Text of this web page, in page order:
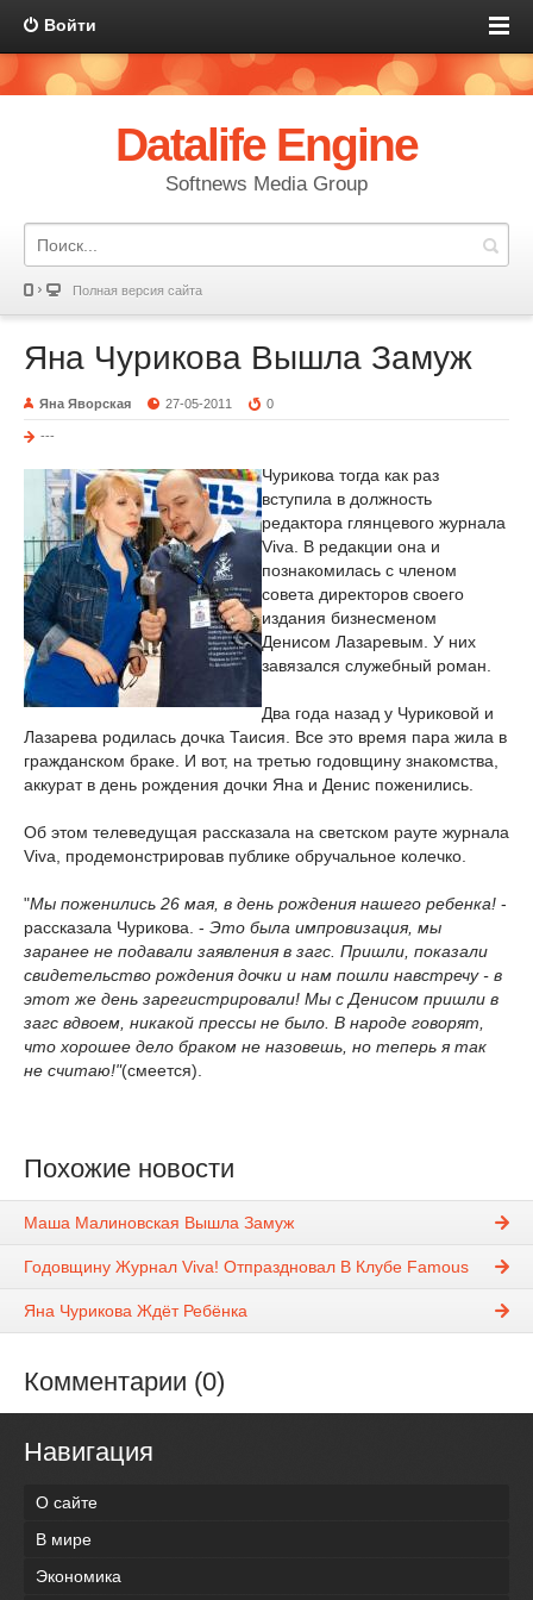
Войти
Datalife Engine
Softnews Media Group
Полная версия сайта
Яна Чурикова Вышла Замуж
Яна Яворская 27-05-2011 0
---
Чурикова тогда как раз
вступила в должность
редактора глянцевого журнала
Viva. В редакции она и
познакомилась с членом
совета директоров своего
издания бизнесменом
Денисом Лазаревым. У них
завязался служебный роман.
Два года назад у Чуриковой и
Лазарева родилась дочка Таисия. Все это время пара жила в
гражданском браке. И вот, на третью годовщину знакомства,
аккурат в день рождения дочки Яна и Денис поженились.
Об этом телеведущая рассказала на светском рауте журнала
Viva, продемонстрировав публике обручальное колечко.
"Мы поженились 26 мая, в день рождения нашего ребенка! -
рассказала Чурикова. - Это была импровизация, мы
заранее не подавали заявления в загс. Пришли, показали
свидетельство рождения дочки и нам пошли навстречу - в
этот же день зарегистрировали! Мы с Денисом пришли в
загс вдвоем, никакой прессы не было. В народе говорят,
что хорошее дело браком не назовешь, но теперь я так
не считаю!"(смеется).
Похожие новости
Маша Малиновская Вышла Замуж
Годовщину Журнал Viva! Отпраздновал В Клубе Famous
Яна Чурикова Ждёт Ребёнка
Комментарии (0)
Навигация
О сайте
В мире
Экономика